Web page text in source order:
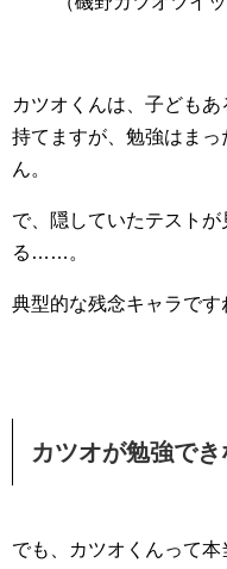
カツオくんは、子ども
持てますが、勉強はま
ん。
で、隠していたテスト
る……。
典型的な残念キャラです
カツオが勉強でき
でも、カツオくんって